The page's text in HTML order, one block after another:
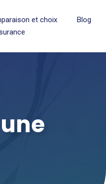
et choix
Blog